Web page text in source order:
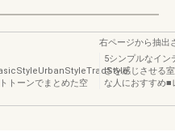
トーンでまとめた空
右ページから抽出
5シンプルなイン
さを感じさせる
な人におすすめ■